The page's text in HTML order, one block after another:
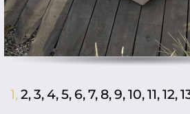
1,2,3,4,5, 6,7,8,9,10,11,12,